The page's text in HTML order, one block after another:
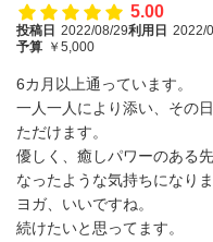
5.00
投稿日 2022/08/29利用日 2022/
予算 ￥5,000
6カ月以上通っています。
一人一人により添い、その
ただけます。
優しく、癒しパワーのある
なったような気持ちになりま
ヨガ、いいですね。
続けたいと思ってます。